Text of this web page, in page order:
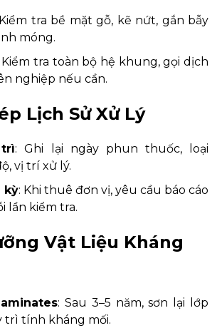
tra bề mặt gỗ, kẽ nứt, gắn bẫy
móng.
Kiểm tra toàn bộ hệ khung, gọi dịch
nghiệp nếu cần.
Lịch Sử Xử Lý
: Ghi lại ngày phun thuốc, loại
vị trí xử lý.
kỳ: Khi thuê đơn vị, yêu cầu báo cáo
lần kiểm tra.
Vật Liệu Kháng
: Sau 3–5 năm, sơn lại lớp
trì tính kháng mối.